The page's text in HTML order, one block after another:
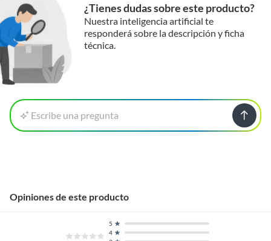
¿Tienes dudas sobre este producto?
Nuestra inteligencia artificial te
responderá sobre la descripción y ficha
técnica.
Escribe una pregunta
Opiniones de este producto
4
5